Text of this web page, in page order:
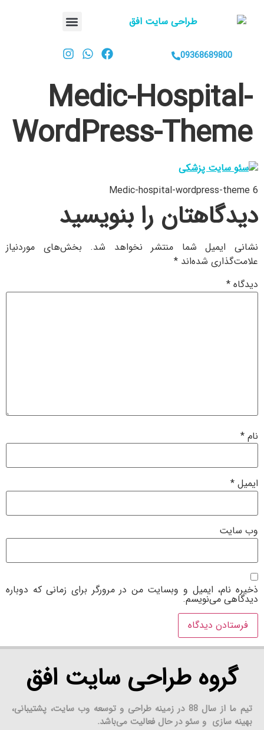
09368689800
Medic-Hospital-
WordPress-Theme
Medic-hospital-wordpress-theme 6
دیدگاهتان را بنویسید
نشانی ایمیل شما منتشر نخواهد شد.
بخش‌های موردنیاز
علامت‌گذاری شده‌اند *
دیدگاه *
نام *
ایمیل *
وب‌ سایت
ذخیره نام، ایمیل و وبسایت من در مرورگر برای زمانی که دوباره
دیدگاهی می‌نویسم.
گروه طراحی سایت افق
تیم ما از سال 88 در زمینه طراحی و توسعه وب سایت، پشتیبانی،
بهینه سازی و سئو در حال فعالیت می‌باشد.